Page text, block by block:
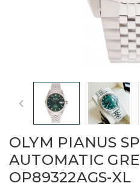
OLYM PIANUS
AUTOMATIC
OP89322AGS-XL